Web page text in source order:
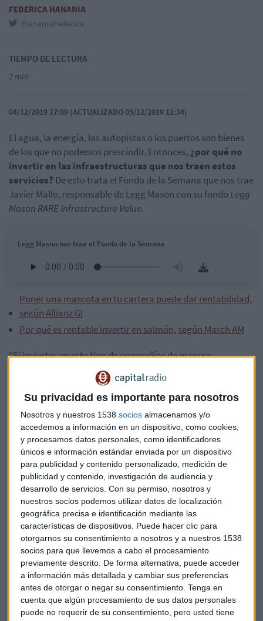
Su privacidad es importante para nosotros
Nosotros y nuestros 1538 socios almacenamos y/o
accedemos a información en un dispositivo, como cookies,
y procesamos datos personales, como identificadores
únicos e información estándar enviada por un dispositivo
para publicidad y contenido personalizado, medición de
publicidad y contenido, investigación de audiencia y
desarrollo de servicios. Con su permiso, nosotros y
nuestros socios podemos utilizar datos de localización
geográfica precisa e identificación mediante las
características de dispositivos. Puede hacer clic para
otorgarnos su consentimiento a nosotros y a nuestros 1538
socios para que llevemos a cabo el procesamiento
previamente descrito. De forma alternativa, puede acceder
a información más detallada y cambiar sus preferencias
antes de otorgar o negar su consentimiento. Tenga en
cuenta que algún procesamiento de sus datos personales
puede no requerir de su consentimiento, pero usted tiene
FEDERICA HANANIA
HananiaFederica
TIEMPO DE LECTURA
2 min
04/12/2019 17:09 (ACTUALIZADO 05/12/2019 12:34)
El agua, la energía, las autopistas o los puertos son bienes
de los que no podemos prescindir. Entonces, ¿por qué no
invertir en las infraestructuras que nos traen estos
servicios? De esto trata el Fondo de la Semana que nos trae
Javier Mallo, responsable de Legg Mason con su fondo Legg
Mason RARE Infrastructure Value.
Legg Mason nos trae el Fondo de la Semana
Poner una mascota en tu cartera puede dar rentabilidad,
según Allianz GI
Por qué es rentable invertir en salmón, según March AM
“Si inviertes en este tipo de compañías de manera
diversificada, te permite tener acceso a renta variable pero
sabiendo que tu capital se ha protegido en los mercados”,
explica Mallo.
Se trata de empresas de infraestructura que proporcionan a
la sociedad de servicios esenciales, pero sólo aquellas que
cotizan en bolsa.“Son compañías más grandes, más
líquidas, de mayor calidad, que nos dan los servicios
básicos que usamos todos los días”, cuenta el
responsable de Legg Mason.
A menos volatilidad, más rentabilidad
En periodos de mayor volatilidad del mercado, estas
empresas suelen tener una mayor resistencia. Esto es
porque
su actividad está soportada por activos físicos y
porque tienen ingresos recurrentes. “Podemos predecir
con facilidad los flujos de caja futuros de esas compañías”,
comenta Mallo.